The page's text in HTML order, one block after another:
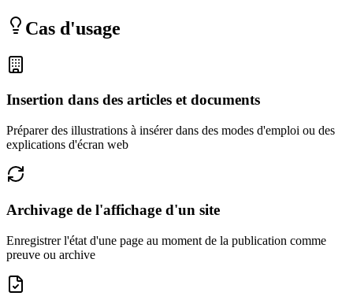
Cas d'usage
Insertion dans des articles et documents
Préparer des illustrations à insérer dans des modes d'emploi ou des
explications d'écran web
Archivage de l'affichage d'un site
Enregistrer l'état d'une page au moment de la publication comme
preuve ou archive